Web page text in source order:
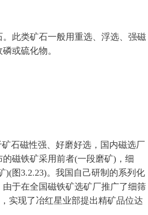
此类矿石一般用重选、浮选、强磁
或硫化物。
石磁性强、好磨好选，国内磁选厂
磁铁矿采用前者(一段磨矿)，细
图3.2.23)。我国自己研制的系列化
于在全国磁铁矿选矿厂推广了细筛
实现了冶红星业部提出精矿品位达